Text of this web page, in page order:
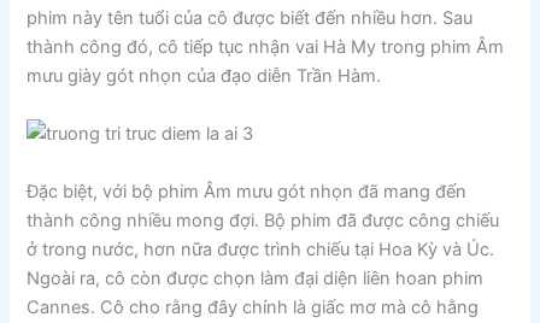
phim này tên tuổi của cô được biết đến nhiều hơn. Sau
thành công đó, cô tiếp tục nhận vai Hà My trong phim Âm
mưu giày gót nhọn của đạo diễn Trần Hàm.
Đặc biệt, với bộ phim Âm mưu gót nhọn đã mang đến
thành công nhiều mong đợi. Bộ phim đã được công chiếu
ở trong nước, hơn nữa được trình chiếu tại Hoa Kỳ và Úc.
Ngoài ra, cô còn được chọn làm đại diện liên hoan phim
Cannes. Cô cho rằng đây chính là giấc mơ mà cô hằng